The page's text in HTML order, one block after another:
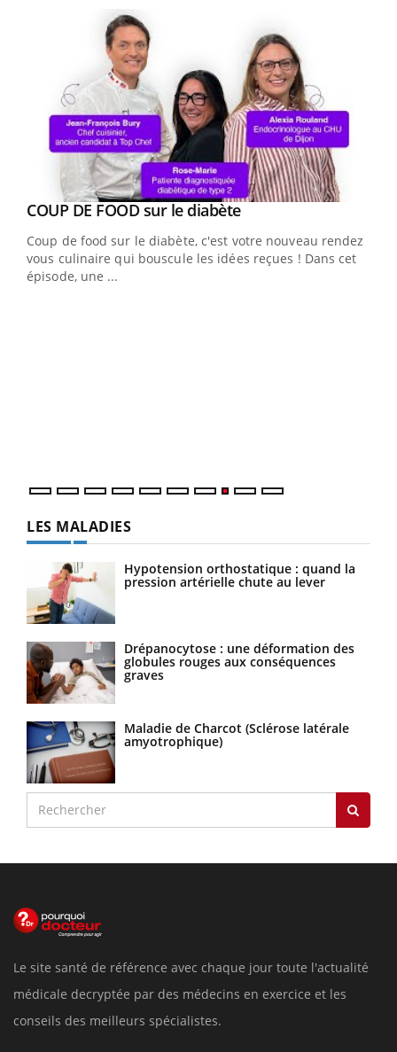
Youtube
COUP DE FOOD sur le diabèteYoutube
Coup de food sur le diabète, c'est votre nouveau rendez-
vous culinaire qui bouscule les idées reçues ! Dans cet
épisode, une ...
Youtube
Quand l’entreprise mise sur le bien être global
"Les rendez-vous de la santé et de la qualité de vie au
travail" de Pourquoi Docteur reçoivent Régis Blugeon,
DRH et directeur ...
LES MALADIES
Hypotension orthostatique : quand la
pression artérielle chute au lever
Drépanocytose : une déformation des
globules rouges aux conséquences
graves
Maladie de Charcot (Sclérose latérale
amyotrophique)
Le site santé de référence avec chaque jour toute l'actualité
médicale decryptée par des médecins en exercice et les
conseils des meilleurs spécialistes.